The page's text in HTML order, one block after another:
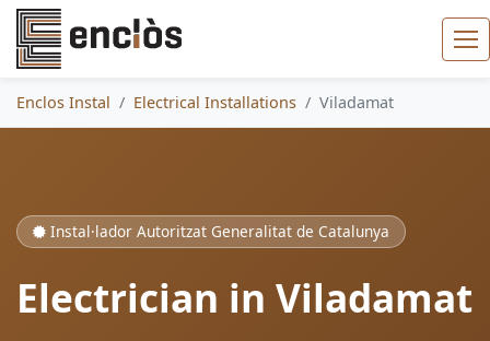
Enclos Instal Electrical Installations Viladamat
Instal·lador Autoritzat Generalitat de Catalunya
Electrician in Viladamat